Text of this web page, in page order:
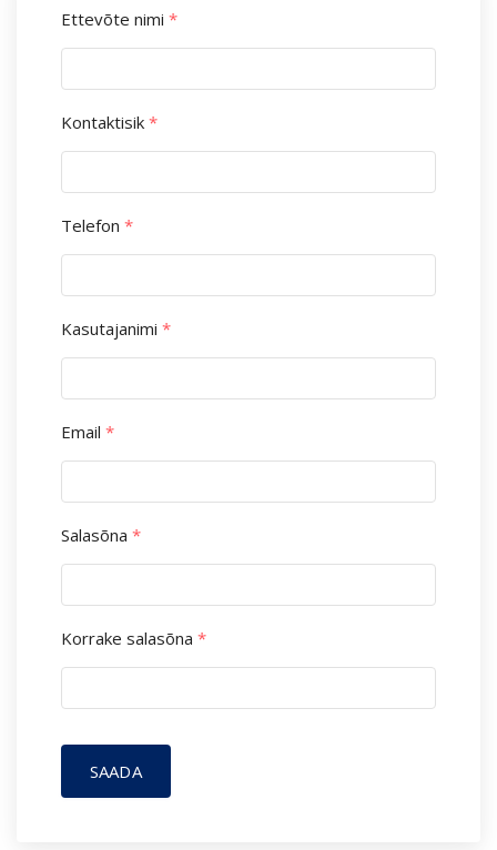
Ettevõte nimi *
Kontaktisik *
Telefon *
Kasutajanimi *
Email *
Salasõna *
Korrake salasõna *
SAADA